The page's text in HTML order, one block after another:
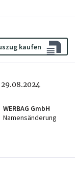
kaufen
29.08.2024
WERBAG GmbH
Namensänderung